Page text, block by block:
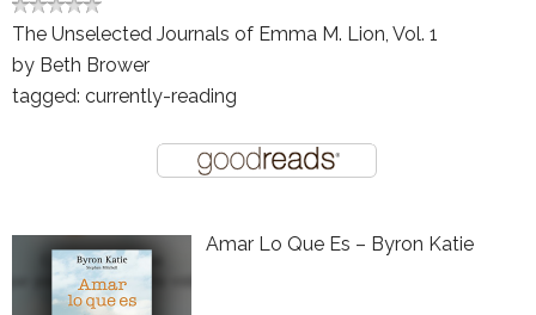
The Unselected Journals of Emma M. Lion, Vol. 1
by Beth Brower
tagged: currently-reading
Amar Lo Que Es – Byron Katie